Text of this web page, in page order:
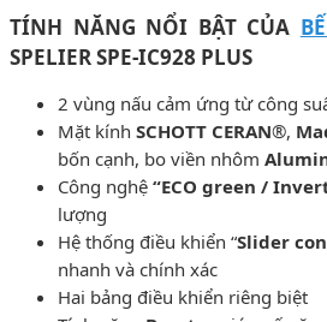
TÍNH NĂNG NỔI BẬT CỦA
SPELIER SPE-IC928 PLUS
2 vùng nấu cảm ứng từ công
Mặt kính SCHOTT CERAN®,
bốn cạnh, bo viền nhôm
Công nghệ “ECO green /
lượng
Hệ thống điều khiển “Slider
nhanh và chính xác
Hai bảng điều khiển riêng biệt